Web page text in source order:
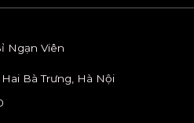
Ngạn Viên
Bà Trưng, Hà Nội